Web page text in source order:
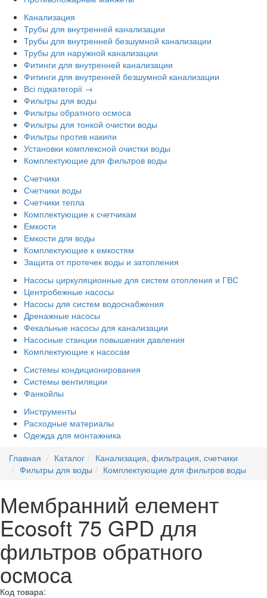
Канализация
Трубы для внутренней канализации
Трубы для внутренней безшумной канализации
Трубы для наружной канализации
Фитинги для внутренней канализации
Фитинги для внутренней безшумной канализации
Всі підкатегорії →
Фильтры для воды
Фильтры обратного осмоса
Фильтры для тонкой очистки воды
Фильтры против накипи
Установки комплексной очистки воды
Комплектующие для фильтров воды
Счетчики
Счетчики воды
Счетчики тепла
Комплектующие к счетчикам
Емкости
Емкости для воды
Комплектующие к емкостям
Защита от протечек воды и затопления
Насосы циркуляционные для систем отопления и ГВС
Центробежные насосы
Насосы для систем водоснабжения
Дренажные насосы
Фекальные насосы для канализации
Насосные станции повышения давления
Комплектующие к насосам
Системы кондиционирования
Системы вентиляции
Фанкойлы
Инструменты
Расходные материалы
Одежда для монтажника
Главная
Каталог
Канализация, фильтрация, счетчики
Фильтры для воды
Комплектующие для фильтров воды
Мембранний елемент
Ecosoft 75 GPD для
фильтров обратного
осмоса
Код товара: